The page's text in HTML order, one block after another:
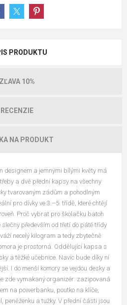
PRODUKTU
ZĽAVA 10%
RECENZIE
NA PRODUKT
designem a jemnými bílými květy má
a dvě přední kapsy na všechny
tvarovaným zádům a pohodlným
pro dívky ve 3.–5. třídě, které chtějí
Proč vybrat pro školačku batoh
slečny především od třetí do páté třídy
necelý kilogram a tedy zbytečně
je prostorná. Oddělující kapsa s
a těžké učebnice. Navíc bude díky ní
I do menší komory se vejdou desky a
zde vymakaný organizér: zazipovaná
na powerbanku, poutko na klíče,
peněženku a tužky. V přední části jsou